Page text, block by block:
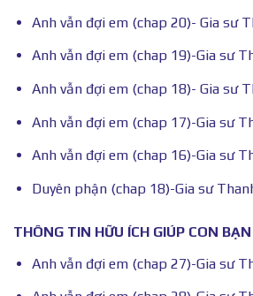
Anh vẫn đợi em (chap 20)- Gia sư
Anh vẫn đợi em (chap 19)-Gia sư
Anh vẫn đợi em (chap 18)- Gia sư
Anh vẫn đợi em (chap 17)-Gia sư
Anh vẫn đợi em (chap 16)-Gia sư
Duyên phận (chap 18)-Gia sư
THÔNG TIN HỮU ÍCH GIÚP CON
Anh vẫn đợi em (chap 27)-Gia sư